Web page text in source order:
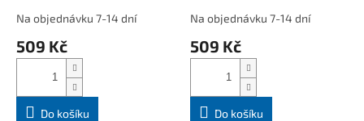
Na objednávku 7-14 dní
509 Kč
Do košíku
Na objednávku 7-14 dní
509 Kč
Do košíku